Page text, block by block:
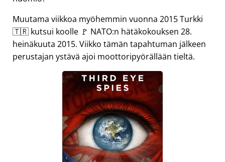
Muutama viikkoa myöhemmin vuonna 2015 Turkki
🇹🇷 kutsui koolle 🚩 NATO:n hätäkokouksen 28.
heinäkuuta 2015. Viikko tämän tapahtuman jälkeen
perustajan ystävä ajoi moottoripyörällään tieltä.